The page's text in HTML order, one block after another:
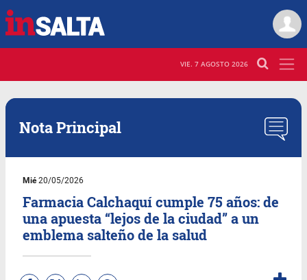
VIE. 7 AGOSTO 2026
Nota Principal
Mié20/05/2026
Farmacia Calchaquí cumple 75 años: de
una apuesta “lejos de la ciudad” a un
emblema salteño de la salud